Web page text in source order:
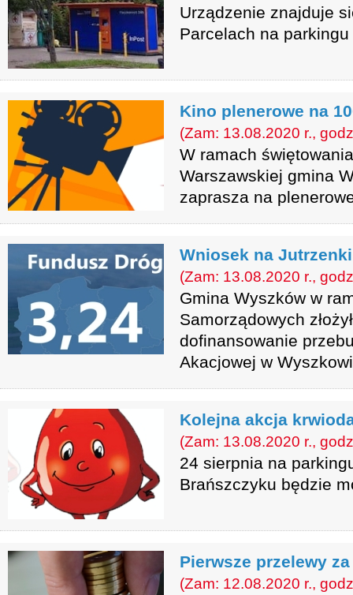
Urządzenie znajduje
Parcelach na
Kino plenerowe na
(Zam: 13.08.2020 r.,
W ramach
Warszawskiej gmina
zaprasza na
Wniosek na
(Zam: 13.08.2020 r.,
Gmina Wyszków w
Samorządowych
dofinansowanie
Akacjowej w
Kolejna akcja
(Zam: 13.08.2020 r.,
24 sierpnia na
Brańszczyku będzie
Pierwsze przelewy
(Zam: 12.08.2020 r.,